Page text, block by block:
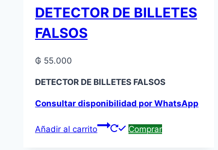
DETECTOR DE BILLETES
FALSOS
₲ 55.000
DETECTOR DE BILLETES FALSOS
Consultar disponibilidad por WhatsApp
Añadir al carrito Comprar